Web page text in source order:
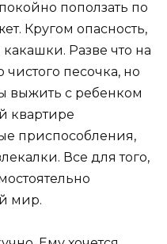
поползать по
Кругом опасность,
Разве что на
песочка, но
выжить с ребенком
квартире
приспособления,
Все для того,
мир.